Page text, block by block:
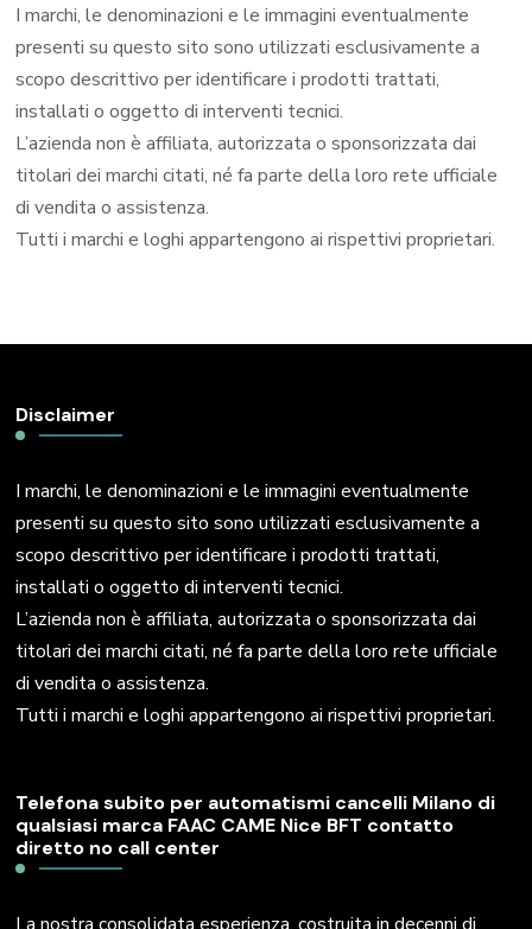
I marchi, le denominazioni e le immagini eventualmente
presenti su questo sito sono utilizzati esclusivamente a
scopo descrittivo per identificare i prodotti trattati,
installati o oggetto di interventi tecnici.
L’azienda non è affiliata, autorizzata o sponsorizzata dai
titolari dei marchi citati, né fa parte della loro rete ufficiale
di vendita o assistenza.
Tutti i marchi e loghi appartengono ai rispettivi proprietari.
Disclaimer
I marchi, le denominazioni e le immagini eventualmente
presenti su questo sito sono utilizzati esclusivamente a
scopo descrittivo per identificare i prodotti trattati,
installati o oggetto di interventi tecnici.
L’azienda non è affiliata, autorizzata o sponsorizzata dai
titolari dei marchi citati, né fa parte della loro rete ufficiale
di vendita o assistenza.
Tutti i marchi e loghi appartengono ai rispettivi proprietari.
Telefona subito per automatismi cancelli Milano di
qualsiasi marca FAAC CAME Nice BFT contatto
diretto no call center